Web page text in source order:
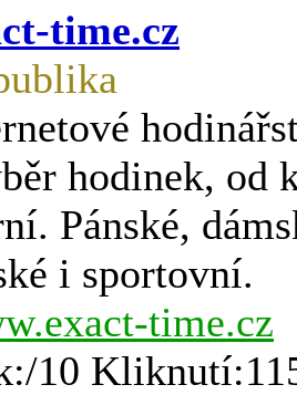
time.cz
hodinek, od
Pánské,
i sportovní.
time.cz
10